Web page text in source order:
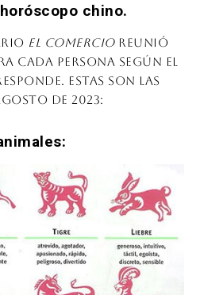
chino.
El Comercioreunió
cada persona según el
Estas son las
de 2023: